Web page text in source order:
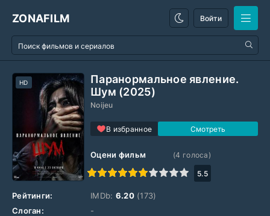
ZONAFILM Войти
Паранормальное явление.
Шум (2025)
Noijeu
В избранное
HD
Оцени фильм
2 3 4 5 6 7 8 9 10
(4 голоса)
5.5
Рейтинги: IMDb: 6.20(173)
Слоган:
-